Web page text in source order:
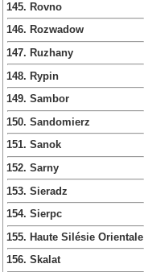
145. Rovno
146. Rozwadow
147. Ruzhany
148. Rypin
149. Sambor
150. Sandomierz
151. Sanok
152. Sarny
153. Sieradz
154. Sierpc
155. Haute Silésie Orientale
156. Skalat